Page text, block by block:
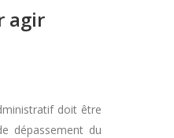
agir
doit être
dépassement du